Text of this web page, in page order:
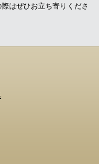
はぜひお立ち寄りくださ